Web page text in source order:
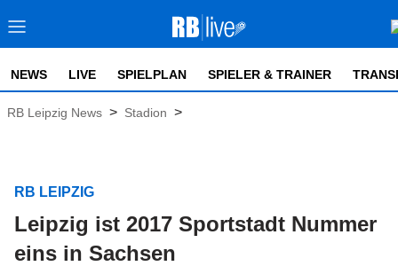
NEWS LIVE SPIELPLAN SPIELER & TRAINER
RB Leipzig News > Stadion >
RB LEIPZIG
Leipzig ist 2017 Sportstadt Nummer
eins in Sachsen